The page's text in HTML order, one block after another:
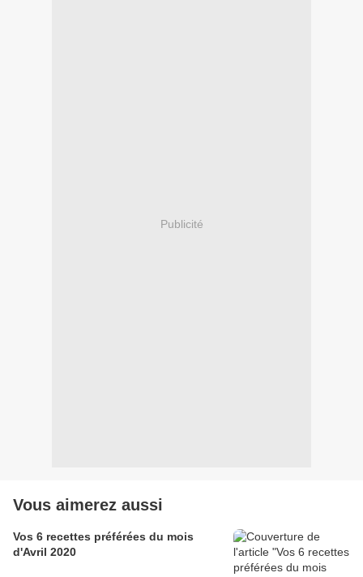
Publicité
Vous aimerez aussi
Vos 6 recettes préférées du mois
d'Avril 2020